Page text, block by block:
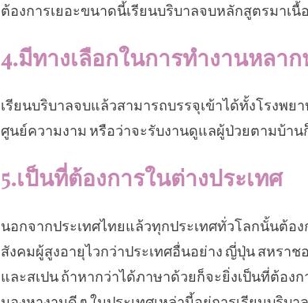
ต้องการเยอะขนาดนี้เรียนบริบาลจบหลักสูตรมาเ
4.มีทางเลือกในการทำงานหลา
เรียนบริบาลจบแล้วสามารถบรรจุเข้าได้ทั้งโรงพ
ศูนย์ความงาม หรือว่าจะรับงานดูแลผู้ป่วยตามบ้าน
5.เป็นที่ต้องการในต่างประเทศ
นอกจากประเทศไทยแล้วทุกประเทศทั่วโลกนั้นต้อ
สังคมผู้สูงอายุไวกว่าประเทศอื่นอย่าง ญี่ปุ่น สหราช
และสเปน ถ้าหากว่าได้ภาษาด้วยก็จะยิ่งเป็นที่ต้อง